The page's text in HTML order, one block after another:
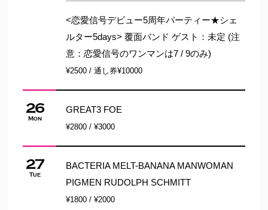
<恋愛信号デビュー5周年パーティー★シェ
ルター5days> 覆面バンド ゲスト：未定 (注
意：恋愛信号のワンマンは7 / 9のみ)
¥2500 / 通し券¥10000
26
Mon
GREAT3 FOE
¥2800 / ¥3000
27
Tue
BACTERIA MELT-BANANA MANWOMAN
PIGMEN RUDOLPH SCHMITT
¥1800 / ¥2000